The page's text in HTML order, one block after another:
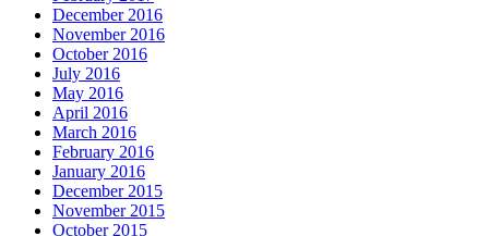
December 2016
November 2016
October 2016
July 2016
May 2016
April 2016
March 2016
February 2016
January 2016
December 2015
November 2015
October 2015